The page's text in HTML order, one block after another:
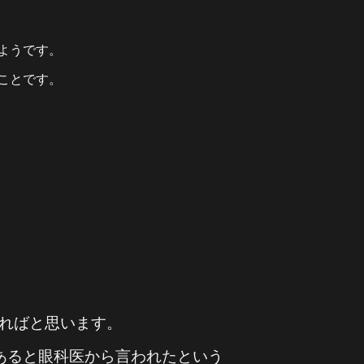
うです。
とです。
ばと思います。
と眼科医から言われたという